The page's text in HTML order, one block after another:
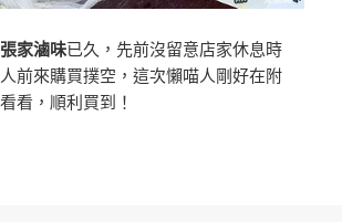
張家滷味已久，先前沒留意店家休息時
前來購買撲空，這次懶喵人剛好在附
看，順利買到！
家滷味 巷弄裡的老店